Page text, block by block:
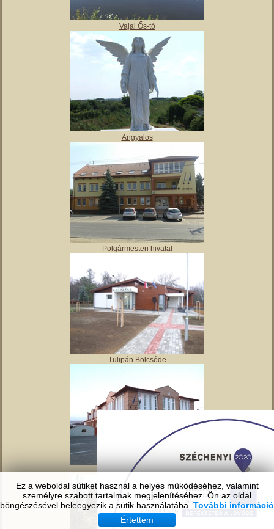
Ez a weboldal sütiket használ a helyes működéséhez, valamint
személyre szabott tartalmak megjelenítéséhez. Ön az oldal
böngészésével beleegyezik a sütik használatába. További információ
Értettem
Vajai Ős-tó
Angyalos
Polgármesteri hivatal
Tulipán Bölcsőde